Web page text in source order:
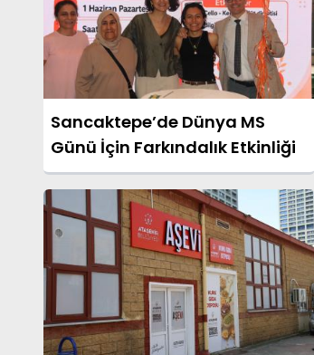
Sancaktepe’de Dünya MS
Günü İçin Farkındalık Etkinliği